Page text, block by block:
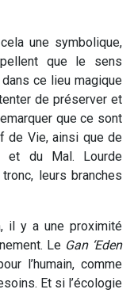
une symbolique,
que le sens
ce lieu magique
de préserver et
que ce sont
de Vie, ainsi que de
et du Mal. Lourde
leurs branches
il y a une proximité
Le Gan ‘Eden
l’humain, comme
Et si l’écologie